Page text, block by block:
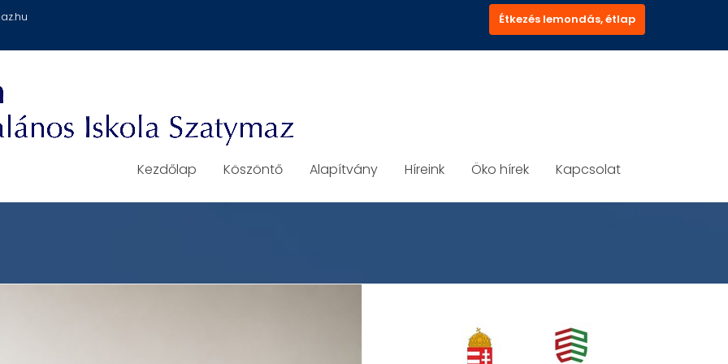
Étkezés lemondás, étlap
Kezdőlap Köszöntő Alapítvány Híreink Öko hírek Kapcsolat